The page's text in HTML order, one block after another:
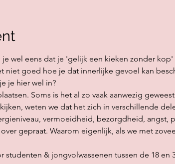
je wel eens dat je 'gelijk een kieken zonder
niet goed hoe je dat innerlijke gevoel kan
je hier wel in?
Soms is het al zo vaak aanwezig
weten we dat het zich in verschillende
vermoeidheid, bezorgdheid, angst,
gepraat. Waarom eigenlijk, als we met
studenten & jongvolwassenen tussen de 18 en